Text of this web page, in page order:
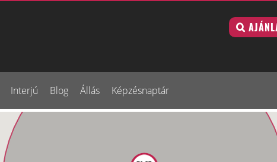
Interjú Blog Állás Képzésnaptár